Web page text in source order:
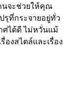
นจะช่วยให้คุณ
รุที่กระจายอยู่ทั่ว
ศได้ดี ไม่หวั่นแม้
องสไตล์และเรื่อง